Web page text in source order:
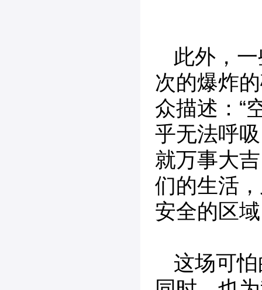
此外，
次的爆炸
众描述：“
乎无法呼
就万事大
们的生活
安全的区
这场可